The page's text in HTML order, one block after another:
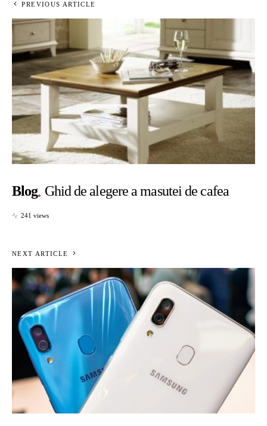
PREVIOUS ARTICLE
Blog Ghid de alegere a masutei de cafea
241 views
NEXT ARTICLE